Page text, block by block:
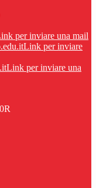
per inviare una mail
Link per inviare
Link per inviare una